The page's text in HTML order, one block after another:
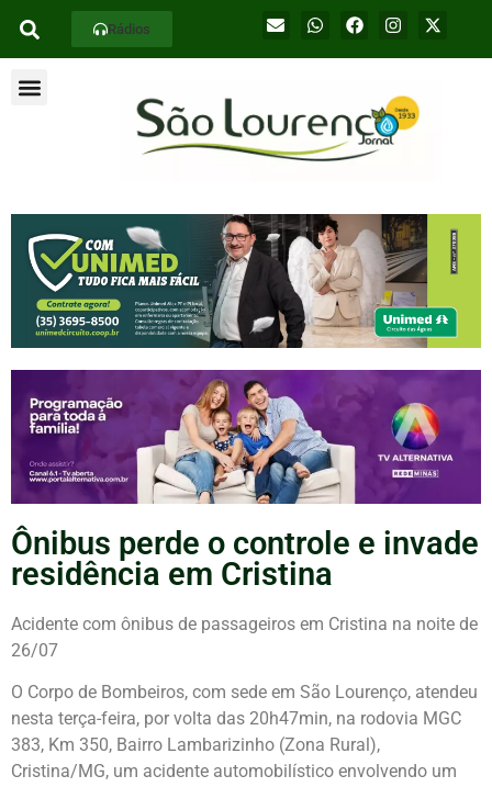
Rádios
Ônibus perde o controle e invade
residência em Cristina
Acidente com ônibus de passageiros em Cristina na noite de
26/07
O Corpo de Bombeiros, com sede em São Lourenço, atendeu
nesta terça-feira, por volta das 20h47min, na rodovia MGC
383, Km 350, Bairro Lambarizinho (Zona Rural),
Cristina/MG, um acidente automobilístico envolvendo um